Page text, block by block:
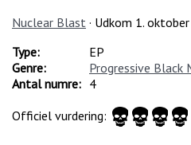
Nuclear Blast · Udkom 1.
Type:
EP
Genre:
Progressive Black
Antal numre: 4
Officiel vurdering: